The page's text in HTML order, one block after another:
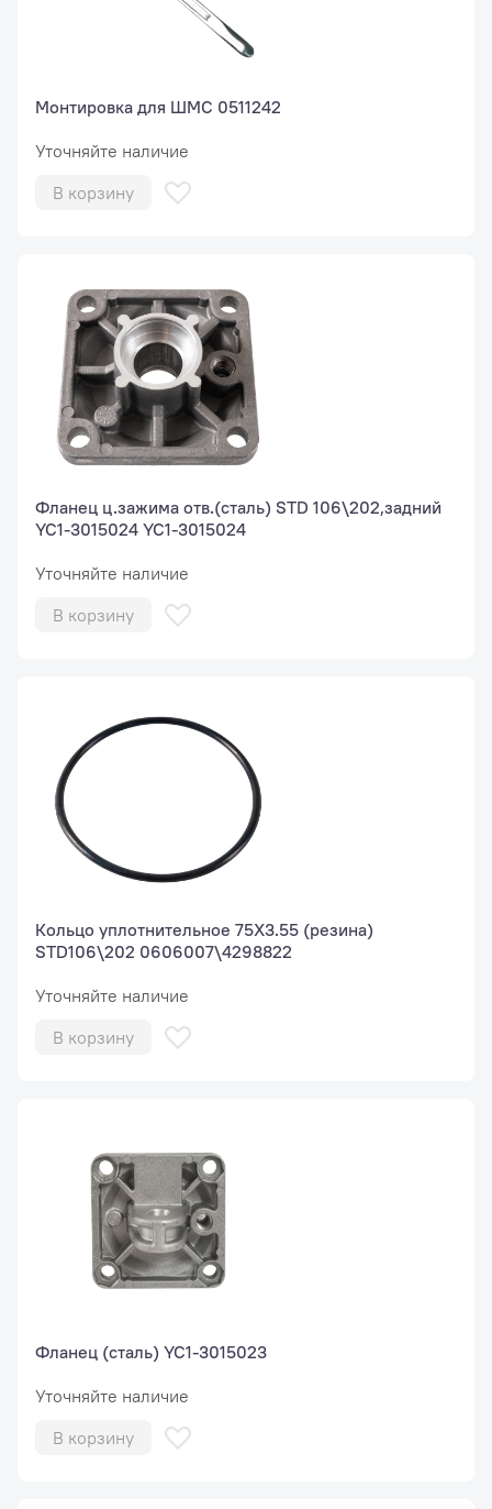
Монтировка для ШМС 0511242
Уточняйте наличие
В корзину
Фланец ц.зажима отв.(сталь) STD 106\202,задний
YC1-3015024 YC1-3015024
Уточняйте наличие
В корзину
Кольцо уплотнительное 75X3.55 (резина)
STD106\202 0606007\4298822
Уточняйте наличие
В корзину
Фланец (сталь) YC1-3015023
Уточняйте наличие
В корзину